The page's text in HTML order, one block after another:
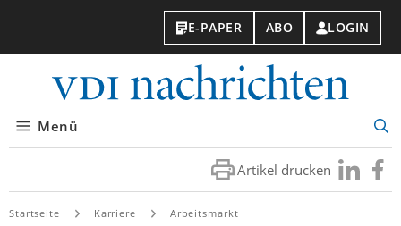
E-PAPER ABO LOGIN
Menü
Artikel drucken Besuchen
Sie
Sie
Startseite Karriere Arbeitsmarkt